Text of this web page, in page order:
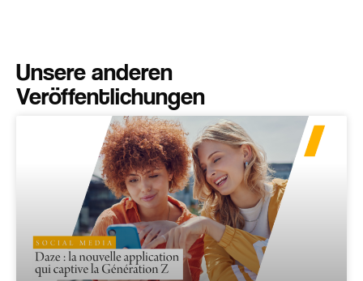
Unsere anderen
Veröffentlichungen